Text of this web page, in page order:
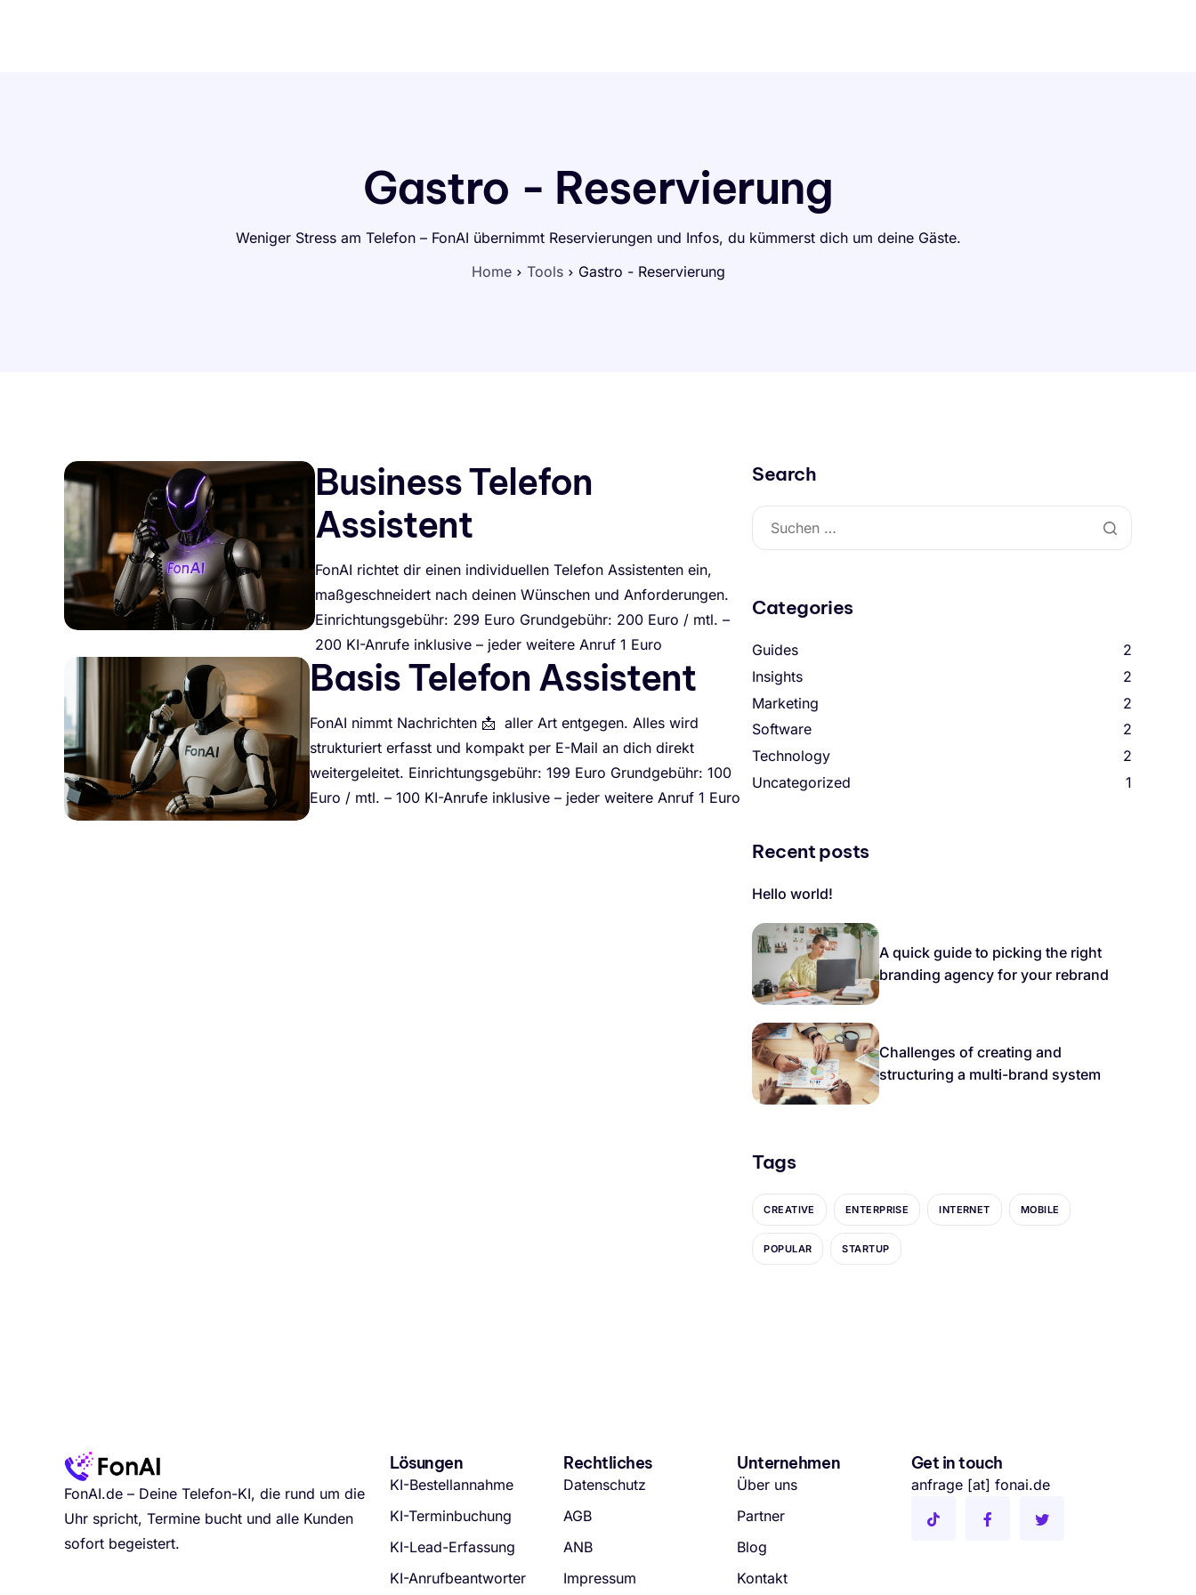
Gastro - Reservierung
Weniger Stress am Telefon – FonAI übernimmt Reservierungen und Infos, du kümmerst dich um deine Gäste.
Home
Tools Gastro - Reservierung
Business Telefon
Assistent
FonAI richtet dir einen individuellen Telefon Assistenten ein,
maßgeschneidert nach deinen Wünschen und Anforderungen.
Einrichtungsgebühr: 299 Euro Grundgebühr: 200 Euro / mtl. –
200 KI-Anrufe inklusive – jeder weitere Anruf 1 Euro
Basis Telefon Assistent
FonAI nimmt Nachrichten 📩 aller Art entgegen. Alles wird
strukturiert erfasst und kompakt per E-Mail an dich direkt
weitergeleitet. Einrichtungsgebühr: 199 Euro Grundgebühr: 100
Euro / mtl. – 100 KI-Anrufe inklusive – jeder weitere Anruf 1 Euro
Search
Categories
Guides
2
Insights
2
Marketing
2
Software
2
Technology
2
Uncategorized
1
Recent posts
Hello world!
A quick guide to picking the right
branding agency for your rebrand
Challenges of creating and
structuring a multi-brand system
Tags
CREATIVE ENTERPRISE INTERNET MOBILE
POPULAR STARTUP
FonAI.de – Deine Telefon-KI, die rund um die
Uhr spricht, Termine bucht und alle Kunden
sofort begeistert.
Lösungen
KI-Bestellannahme
KI-Terminbuchung
KI-Lead-Erfassung
KI-Anrufbeantworter
Rechtliches
Datenschutz
AGB
ANB
Impressum
Unternehmen
Über uns
Partner
Blog
Kontakt
Get in touch
anfrage [at] fonai.de